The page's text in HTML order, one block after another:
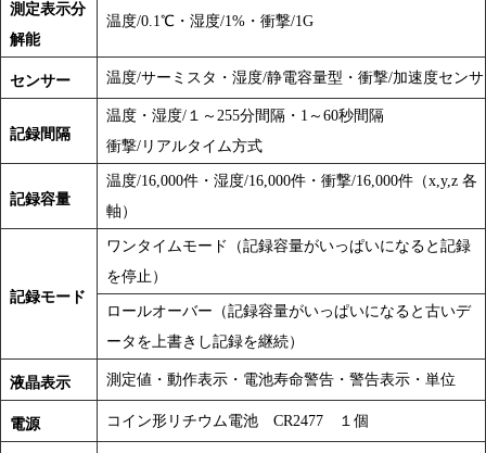
測定表示分
解能
温度/0.1℃・湿度/1%・衝撃/1G
センサー 温度/サーミスタ・湿度/静電容量型・衝撃/加速度センサ
記録間隔
温度・湿度/１～255分間隔・1～60秒間隔
衝撃/リアルタイム方式
記録容量
温度/16,000件・湿度/16,000件・衝撃/16,000件（x,y,z 各
軸）
記録モード
ワンタイムモード（記録容量がいっぱいになると記録
を停止）
ロールオーバー（記録容量がいっぱいになると古いデ
ータを上書きし記録を継続）
液晶表示 測定値・動作表示・電池寿命警告・警告表示・単位
電源 コイン形リチウム電池 CR2477 １個